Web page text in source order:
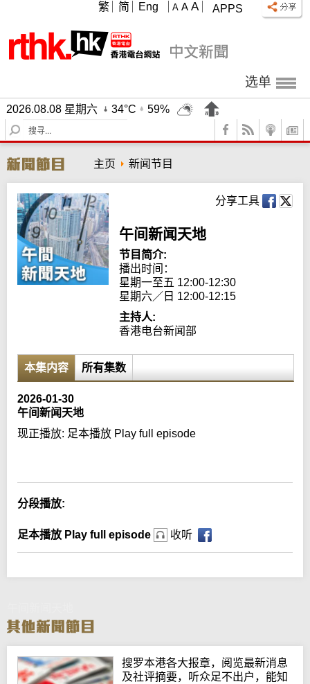
APPS
A A A
繁 简 Eng
选单
2026.08.08 星期六 34°C
59%
S
e
r
c
h
主页 新闻节目
分享工具
午间新闻天地
节目简介:
播出时间：
星期一至五 12:00-12:30
星期六／日 12:00-12:15
主持人:
香港电台新闻部
本集内容 所有集数
2026-01-30
午间新闻天地
现正播放: 足本播放 Play full episode
分段播放:
足本播放 Play full episode 收听
搜罗本港各大报章，阅览最新消息
及社评摘要，听众足不出户，能知